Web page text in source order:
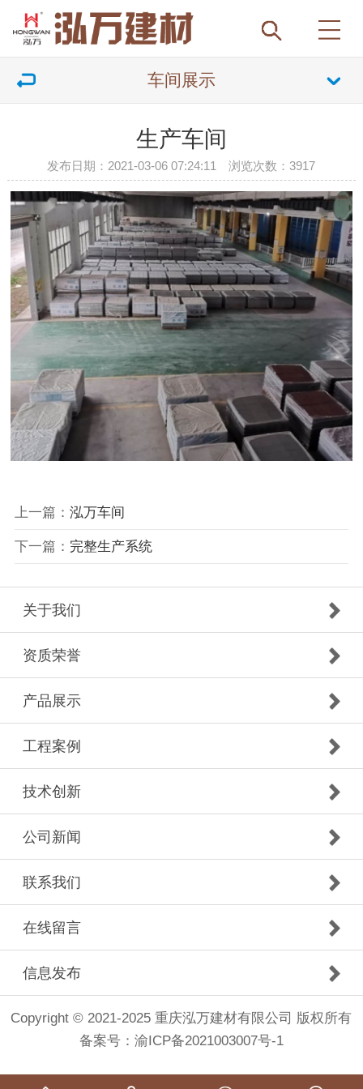
车间展示
生产车间
发布日期：2021-03-06 07:24:11 浏览次数：3917
上一篇： 泓万车间
下一篇： 完整生产系统
关于我们
资质荣誉
产品展示
工程案例
技术创新
公司新闻
联系我们
在线留言
信息发布
Copyright © 2021-2025 重庆泓万建材有限公司 版权所有
备案号： 渝ICP备2021003007号-1